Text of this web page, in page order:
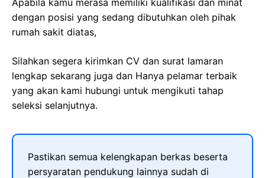
Apabila kamu merasa memiliki kualifikasi dan minat
dengan posisi yang sedang dibutuhkan oleh pihak
rumah sakit diatas,
Silahkan segera kirimkan CV dan surat lamaran
lengkap sekarang juga dan Hanya pelamar terbaik
yang akan kami hubungi untuk mengikuti tahap
seleksi selanjutnya.
Pastikan semua kelengkapan berkas beserta
persyaratan pendukung lainnya sudah di